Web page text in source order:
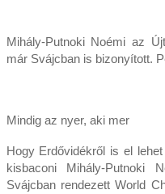
Mihály-Putnoki Noémi az
már Svájcban is bizonyított.
Mindig az nyer, aki mer
Hogy Erdővidékről is el
kisbaconi Mihály-
Svájcban rendezett World